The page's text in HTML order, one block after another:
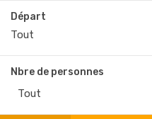
Départ
Nbre de personnes
Tout